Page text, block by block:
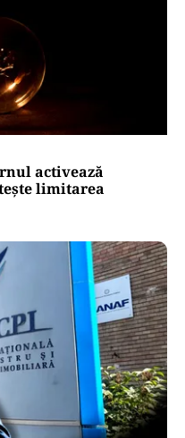
activează
limitarea